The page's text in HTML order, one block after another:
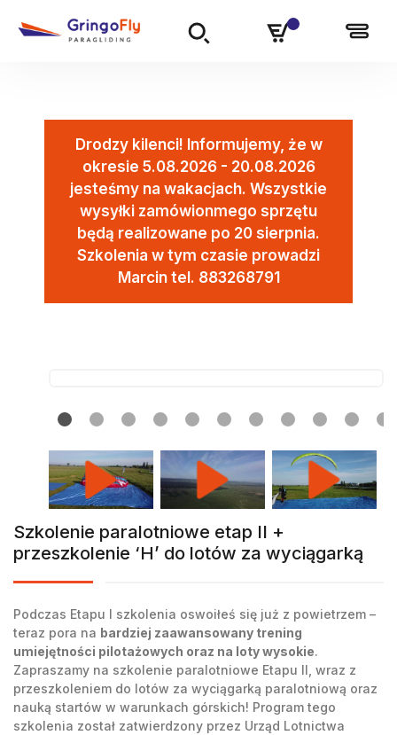
Drodzy kilenci! Informujemy, że w
okresie 5.08.2026 - 20.08.2026
jesteśmy na wakacjach. Wszystkie
wysyłki zamówionmego sprzętu
będą realizowane po 20 sierpnia.
Szkolenia w tym czasie prowadzi
Marcin tel. 883268791
Szkolenie paralotniowe etap II +
przeszkolenie ‘H’ do lotów za wyciągarką
Podczas Etapu I szkolenia oswoiłeś się już z powietrzem –
teraz pora na bardziej zaawansowany trening
umiejętności pilotażowych oraz na loty wysokie.
Zapraszamy na szkolenie paralotniowe Etapu II, wraz z
przeszkoleniem do lotów za wyciągarką paralotniową oraz
nauką startów w warunkach górskich! Program tego
szkolenia został zatwierdzony przez Urząd Lotnictwa